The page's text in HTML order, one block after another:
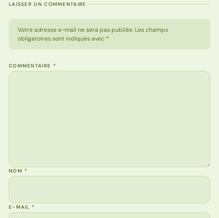
LAISSER UN COMMENTAIRE
Votre adresse e-mail ne sera pas publiée. Les champs
obligatoires sont indiqués avec *
COMMENTAIRE *
NOM*
E-MAIL*